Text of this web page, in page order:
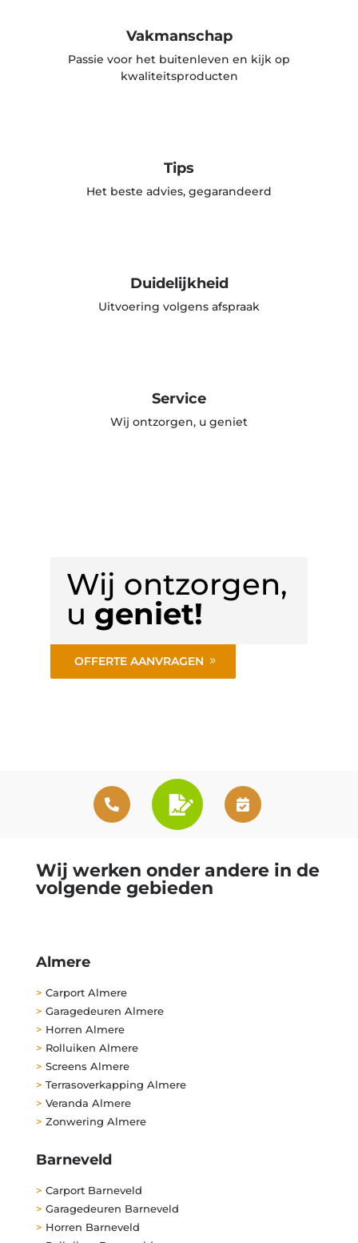
Vakmanschap
Passie voor het buitenleven en kijk op
kwaliteitsproducten
Tips
Het beste advies, gegarandeerd
Duidelijkheid
Uitvoering volgens afspraak
Service
Wij ontzorgen, u geniet
Wij ontzorgen,
u geniet!
OFFERTE AANVRAGEN
Wij werken onder andere in de
volgende gebieden
Almere
> Carport Almere
> Garagedeuren Almere
> Horren Almere
> Rolluiken Almere
> Screens Almere
> Terrasoverkapping Almere
> Veranda Almere
> Zonwering Almere
Barneveld
> Carport Barneveld
> Garagedeuren Barneveld
> Horren Barneveld